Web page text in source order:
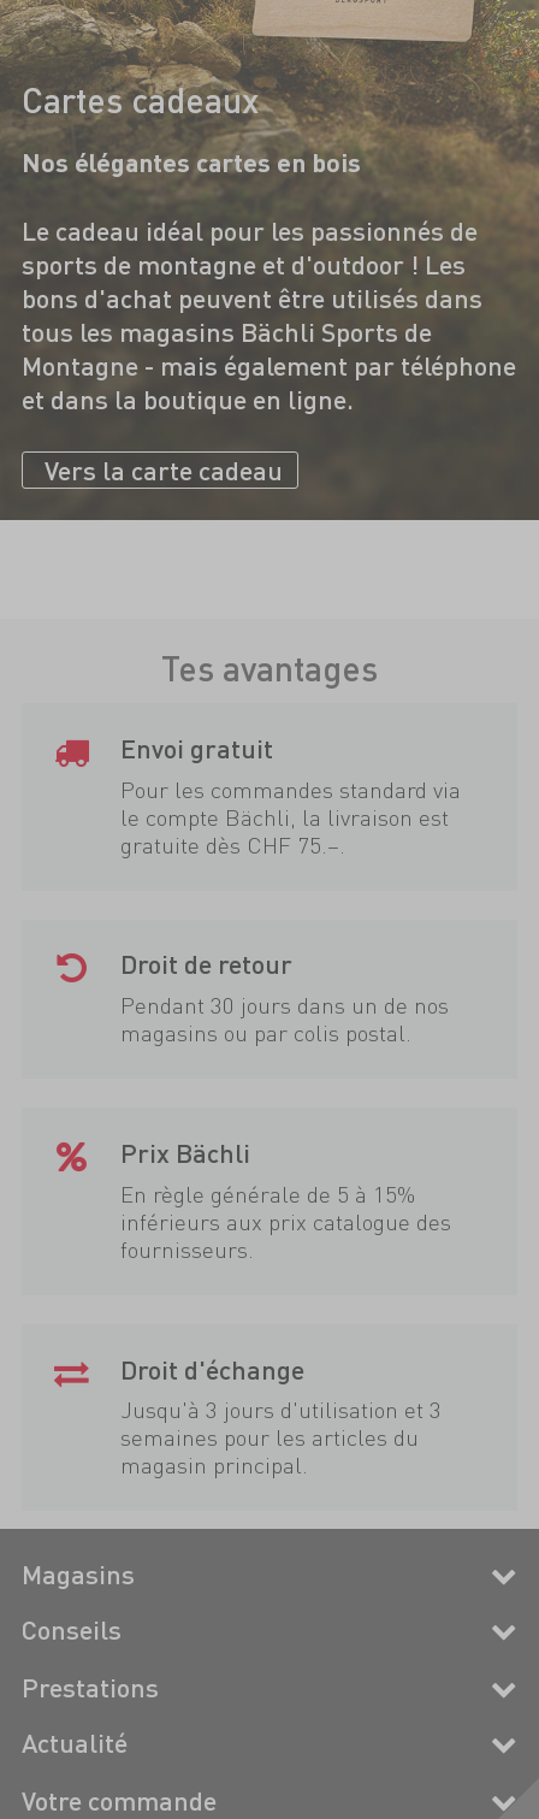
Cartes cadeaux
Nos élégantes cartes en bois
Le cadeau idéal pour les passionnés de
sports de montagne et d'outdoor ! Les
bons d'achat peuvent être utilisés dans
tous les magasins Bächli Sports de
Montagne - mais également par téléphone
et dans la boutique en ligne.
Vers la carte cadeau
Tes avantages
Envoi gratuit
Pour les commandes standard via
le compte Bächli, la livraison est
gratuite dès CHF 75.–.
Droit de retour
Pendant 30 jours dans un de nos
magasins ou par colis postal.
Prix Bächli
En règle générale de 5 à 15%
inférieurs aux prix catalogue des
fournisseurs.
Droit d'échange
Jusqu'à 3 jours d'utilisation et 3
semaines pour les articles du
magasin principal.
Magasins
Conseils
Prestations
Actualité
Votre commande